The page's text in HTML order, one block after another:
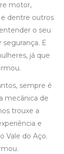
motor,
e dentre outros
o seu
E
já que
sempre é
mecânica de
trouxe a
e
Vale do Aço.